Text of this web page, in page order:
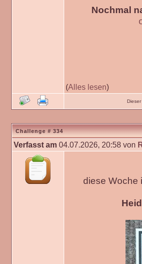
Nochmal
(Alles lesen)
Challenge # 334
Verfasst am 04.07.2026, 20:58 von
diese Woche